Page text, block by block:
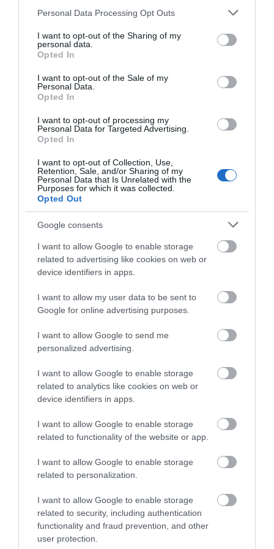
Please note that this website/app uses one or more Google
not limited to your visit or usage behaviour. You may click to
grant or deny consent to Google and its third-party tags to
use your data for below specified purposes in below Google
consent section.
Personal Data Processing Opt Outs
I want to opt-out of the Sharing of my
personal data.
Opted In
I want to opt-out of the Sale of my
Personal Data.
Opted In
I want to opt-out of processing my
Personal Data for Targeted Advertising.
Opted In
I want to opt-out of Collection, Use,
Retention, Sale, and/or Sharing of my
Personal Data that Is Unrelated with the
Purposes for which it was collected.
Opted Out
Google consents
I want to allow Google to enable storage
related to advertising like cookies on web or
device identifiers in apps.
I want to allow my user data to be sent to
Google for online advertising purposes.
I want to allow Google to send me
personalized advertising.
I want to allow Google to enable storage
related to analytics like cookies on web or
device identifiers in apps.
I want to allow Google to enable storage
related to functionality of the website or app.
I want to allow Google to enable storage
related to personalization.
I want to allow Google to enable storage
related to security, including authentication
functionality and fraud prevention, and other
user protection.
Μητσοτάκης: Φαγητό και κρασί
σε γνωστό στέκι
Συγκίνηση και βαθιά πίστη στην
Εύβοια! Τίμησαν τον Όσιο Ιωάννη
βροχής στη φωτιά του 2021
08.08.2026 | 09:00
Εορτολόγιο: Ποιοι γιορτάζουν
σήμερα, Σάββατο 8 Αυγούστου
08.08.2026 | 08:40
Καιρός: Πολύ ζέστη σήμερα στην
08.08.2026 | 08:20
Προσοχή σήμερα στην Εύβοια:
Υψηλός κίνδυνος πυρκαγιάς! Τι
απαγορεύεται από την Πολιτική
Πλημμύρισε με κόσμο η Φαράκλα
(pics&vid)
08.08.2026 | 00:59
Ο καιρός αλλάζει πρόσωπο:
Έρχονται 40άρια μαζί με
Εύβοια: Ηχηρό μήνυμα πέντε
χρόνια μετά τη μεγάλη
καταστροφή του 2021
Όλες οι τελευταίες ειδήσεις
Εύβοιας εξέδωσε
ανακοίνωση για το
βουλευτή Σίμο
Κεδίκογλου- Τι
κεφάλι του Αταμάν –
Βίντεο από τη Σύμη
αγιασμό ο
Μητροπολίτης – Η
κίνηση του κ.
γήπεδο που συγκίνησε
Παναθηναϊκού και
ΠΑΟΚ στα
προκριματικά